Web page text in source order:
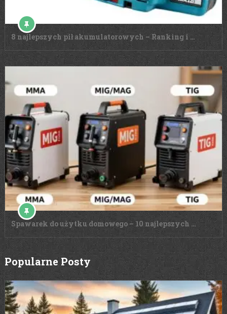
8 najlepszych pił akumulatorowych – Ranking i …
Spawarek do użytku domowego – 10 najlepszych …
Popularne Posty